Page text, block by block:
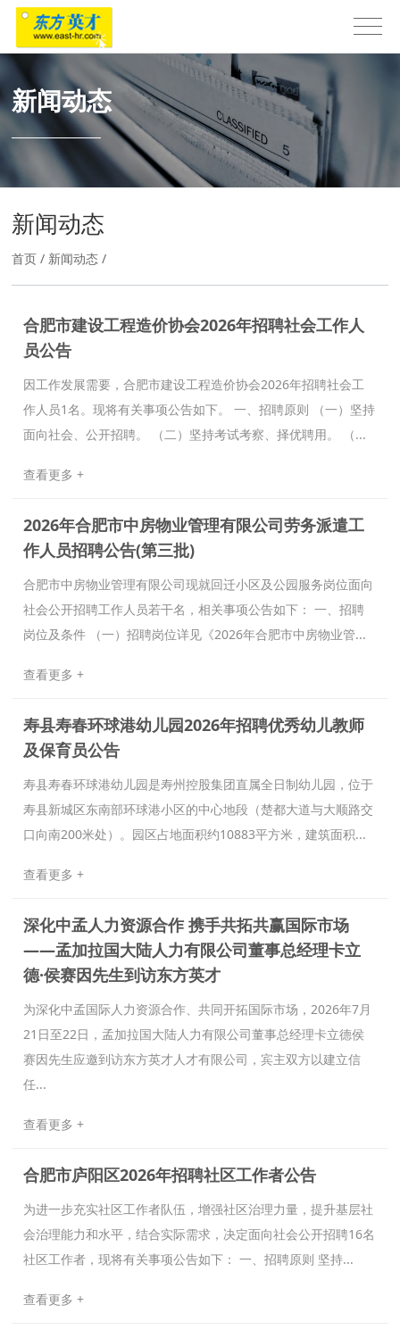
新闻动态
新闻动态
首页 / 新闻动态 /
合肥市建设工程造价协会2026年招聘社会工作人
员公告
因工作发展需要，合肥市建设工程造价协会2026年招聘社会工
作人员1名。现将有关事项公告如下。 一、招聘原则 （一）坚持
面向社会、公开招聘。 （二）坚持考试考察、择优聘用。 （...
查看更多 +
2026年合肥市中房物业管理有限公司劳务派遣工
作人员招聘公告(第三批)
合肥市中房物业管理有限公司现就回迁小区及公园服务岗位面向
社会公开招聘工作人员若干名，相关事项公告如下： 一、招聘
岗位及条件 （一）招聘岗位详见《2026年合肥市中房物业管...
查看更多 +
寿县寿春环球港幼儿园2026年招聘优秀幼儿教师
及保育员公告
寿县寿春环球港幼儿园是寿州控股集团直属全日制幼儿园，位于
寿县新城区东南部环球港小区的中心地段（楚都大道与大顺路交
口向南200米处）。园区占地面积约10883平方米，建筑面积...
查看更多 +
深化中孟人力资源合作 携手共拓共赢国际市场
——孟加拉国大陆人力有限公司董事总经理卡立
德·侯赛因先生到访东方英才
为深化中孟国际人力资源合作、共同开拓国际市场，2026年7月
21日至22日，孟加拉国大陆人力有限公司董事总经理卡立德侯
赛因先生应邀到访东方英才人才有限公司，宾主双方以建立信
任...
查看更多 +
合肥市庐阳区2026年招聘社区工作者公告
为进一步充实社区工作者队伍，增强社区治理力量，提升基层社
会治理能力和水平，结合实际需求，决定面向社会公开招聘16名
社区工作者，现将有关事项公告如下： 一、招聘原则 坚持...
查看更多 +